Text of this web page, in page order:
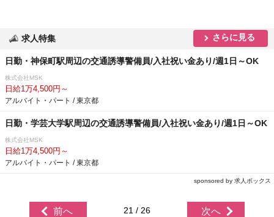
求人特集 さらに見る
日勤・神保町駅周辺の交通誘導警備員/入社祝い金あり/週1日～OK
株式会社MSK
日給1万4,500円～
アルバイト・パート / 東京都
日勤・学芸大学駅周辺の交通誘導警備員/入社祝い金あり/週1日～OK
株式会社MSK
日給1万4,500円～
アルバイト・パート / 東京都
sponsored by 求人ボックス
前へ 21 / 26 次へ